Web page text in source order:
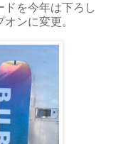
ドを今年は下ろし
ンに変更。